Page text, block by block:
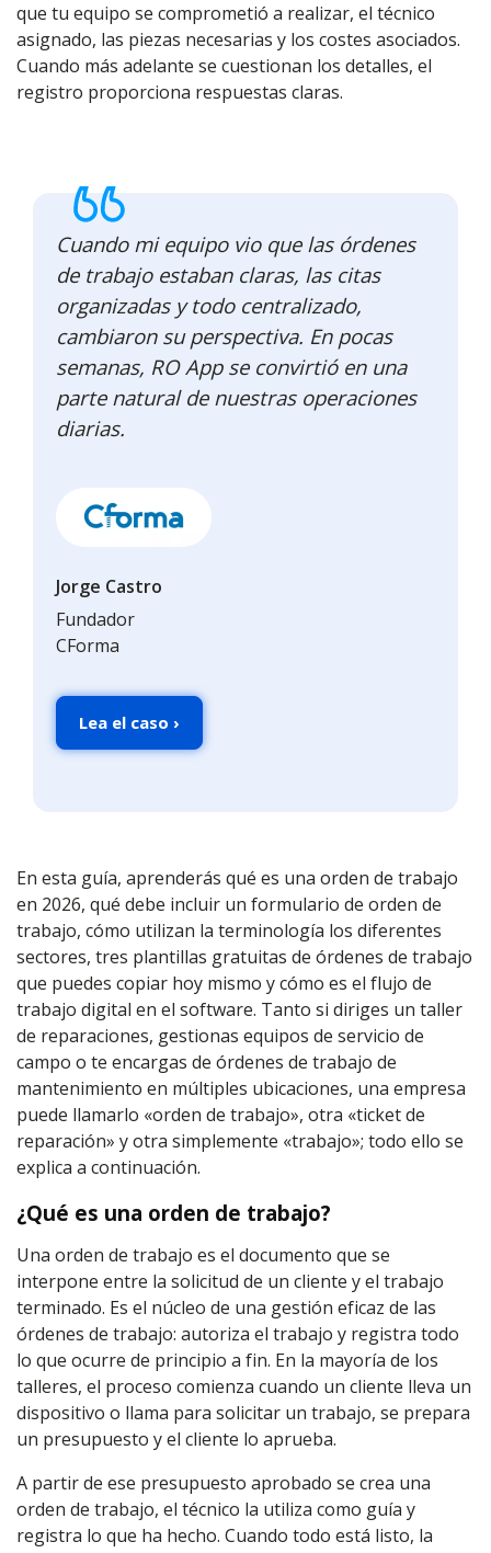
que tu equipo se comprometió a realizar, el técnico
asignado, las piezas necesarias y los costes asociados.
Cuando más adelante se cuestionan los detalles, el
registro proporciona respuestas claras.
Cuando mi equipo vio que las órdenes
de trabajo estaban claras, las citas
organizadas y todo centralizado,
cambiaron su perspectiva. En pocas
semanas, RO App se convirtió en una
parte natural de nuestras operaciones
diarias.
Jorge Castro
Fundador
CForma
Lea el caso ›
En esta guía, aprenderás qué es una orden de trabajo
en 2026, qué debe incluir un formulario de orden de
trabajo, cómo utilizan la terminología los diferentes
sectores, tres plantillas gratuitas de órdenes de trabajo
que puedes copiar hoy mismo y cómo es el flujo de
trabajo digital en el software. Tanto si diriges un taller
de reparaciones, gestionas equipos de servicio de
campo o te encargas de órdenes de trabajo de
mantenimiento en múltiples ubicaciones, una empresa
puede llamarlo «orden de trabajo», otra «ticket de
reparación» y otra simplemente «trabajo»; todo ello se
explica a continuación.
¿Qué es una orden de trabajo?
Una orden de trabajo es el documento que se
interpone entre la solicitud de un cliente y el trabajo
terminado. Es el núcleo de una gestión eficaz de las
órdenes de trabajo: autoriza el trabajo y registra todo
lo que ocurre de principio a fin. En la mayoría de los
talleres, el proceso comienza cuando un cliente lleva un
dispositivo o llama para solicitar un trabajo, se prepara
un presupuesto y el cliente lo aprueba.
A partir de ese presupuesto aprobado se crea una
orden de trabajo, el técnico la utiliza como guía y
registra lo que ha hecho. Cuando todo está listo, la